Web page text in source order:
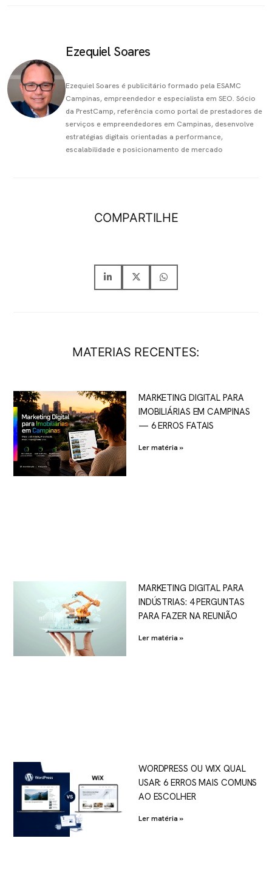
Ezequiel Soares
Ezequiel Soares é publicitário formado pela ESAMC
Campinas, empreendedor e especialista em SEO. Sócio
da PrestCamp, referência como portal de prestadores de
serviços e empreendedores em Campinas, desenvolve
estratégias digitais orientadas a performance,
escalabilidade e posicionamento de mercado
COMPARTILHE
MATERIAS RECENTES:
MARKETING DIGITAL PARA
IMOBILIÁRIAS EM CAMPINAS
— 6 ERROS FATAIS
Ler matéria »
MARKETING DIGITAL PARA
INDÚSTRIAS: 4 PERGUNTAS
PARA FAZER NA REUNIÃO
Ler matéria »
WORDPRESS OU WIX QUAL
USAR: 6 ERROS MAIS COMUNS
AO ESCOLHER
Ler matéria »